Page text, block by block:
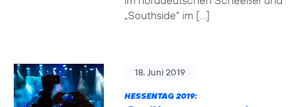
„Southside“ im […]
18. Juni 2019
HESSENTAG 2019: